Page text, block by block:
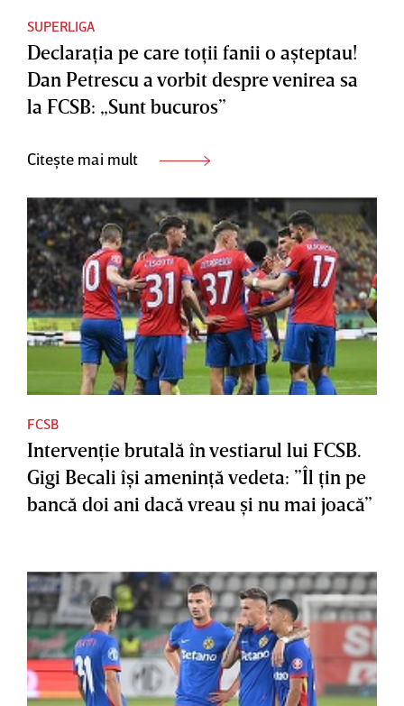
SUPERLIGA
Declaraţia pe care toţii fanii o aşteptau!
Dan Petrescu a vorbit despre venirea sa
la FCSB: „Sunt bucuros”
Citește mai mult
FCSB
Intervenţie brutală în vestiarul lui FCSB.
Gigi Becali îşi ameninţă vedeta: ”Îl ţin pe
bancă doi ani dacă vreau şi nu mai joacă”